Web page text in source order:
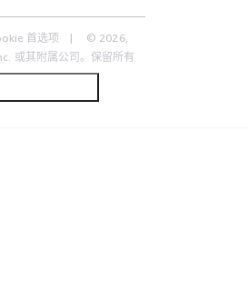
首选项
© 2026,
或其附属公司。保留所有